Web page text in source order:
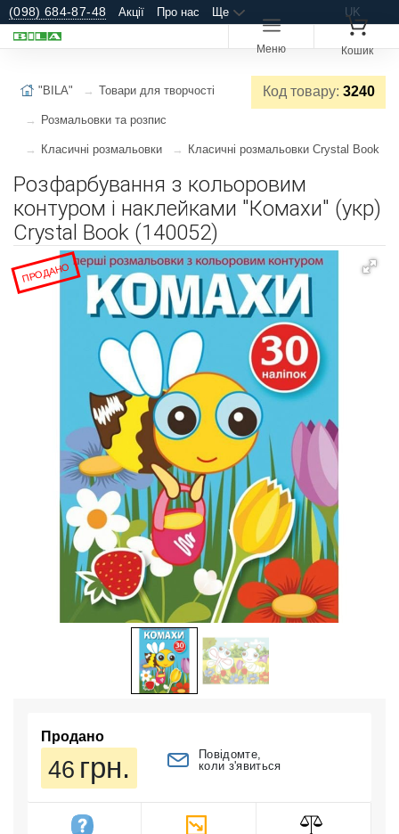
(098) 684-87-48 Акції Про нас Ще UK
Меню Кошик
Код товару: 3240
"BILA" Товари для творчості
Розмальовки та розпис
Класичні розмальовки Класичні розмальовки Crystal Book
Розфарбування з кольоровим
контуром і наклейками "Комахи" (укр)
Crystal Book (140052)
ПРОДАНО
Продано
46 грн.
Повідомте,
коли з'явиться